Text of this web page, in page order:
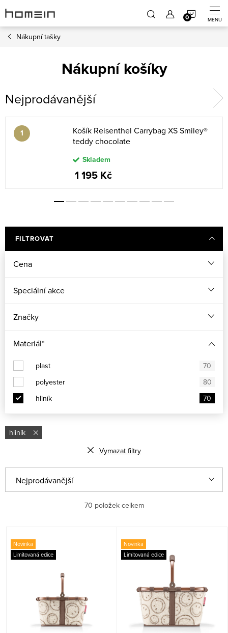
na
obsah
Nákupní tašky
Nákupní košíky
Nejprodávanější
Košík Reisenthel Carrybag XS Smiley®
teddy chocolate
Skladem
1 195 Kč
FILTROVAT
Cena
Speciální akce
Značky
Materiál*
plast
70
polyester
80
hliník
70
hliník
Vymazat filtry
ý
s
p
a
n
Nejprodávanější
Abecedně
70 položek celkem
Novinka
Limitovaná edice
Novinka
Limitovaná edice